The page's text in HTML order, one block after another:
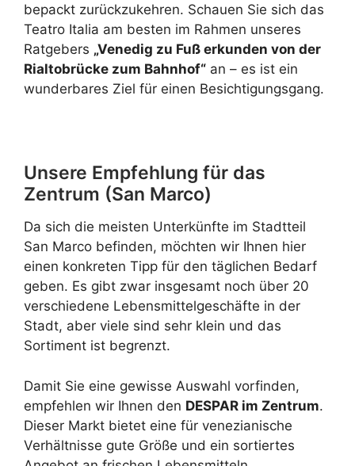
bepackt zurückzukehren. Schauen Sie sich das
Teatro Italia am besten im Rahmen unseres
Ratgebers „Venedig zu Fuß erkunden von der
Rialtobrücke zum Bahnhof“ an – es ist ein
wunderbares Ziel für einen Besichtigungsgang.
Unsere Empfehlung für das
Zentrum (San Marco)
Da sich die meisten Unterkünfte im Stadtteil
San Marco befinden, möchten wir Ihnen hier
einen konkreten Tipp für den täglichen Bedarf
geben. Es gibt zwar insgesamt noch über 20
verschiedene Lebensmittelgeschäfte in der
Stadt, aber viele sind sehr klein und das
Sortiment ist begrenzt.
Damit Sie eine gewisse Auswahl vorfinden,
empfehlen wir Ihnen den DESPAR im Zentrum.
Dieser Markt bietet eine für venezianische
Verhältnisse gute Größe und ein sortiertes